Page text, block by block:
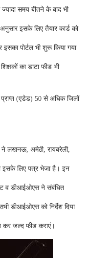
समय बीतने के बाद भी
अनुसार इसके लिए तैयार कार्ड को
पोर्टल भी शुरू किया गया
का डाटा फीड भी
(एडेड) 50 से अधिक जिलों
ने लखनऊ, अमेठी, रायबरेली,
इसके लिए पत्र भेजा है। इन
व डीआईओएस ने संबंधित
डीआईओएस को निर्देश दिया
कर जल्द फीड कराएं।